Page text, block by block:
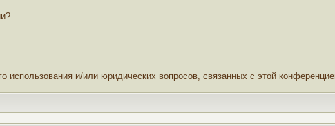
использования и/или юридических вопросов, связанных с этой